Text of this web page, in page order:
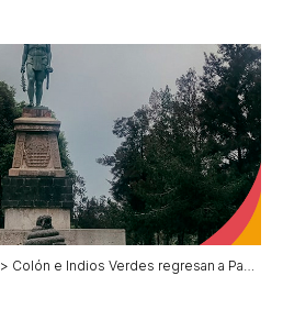
> Colón e Indios Verdes regresan a Paseo de la Reforma